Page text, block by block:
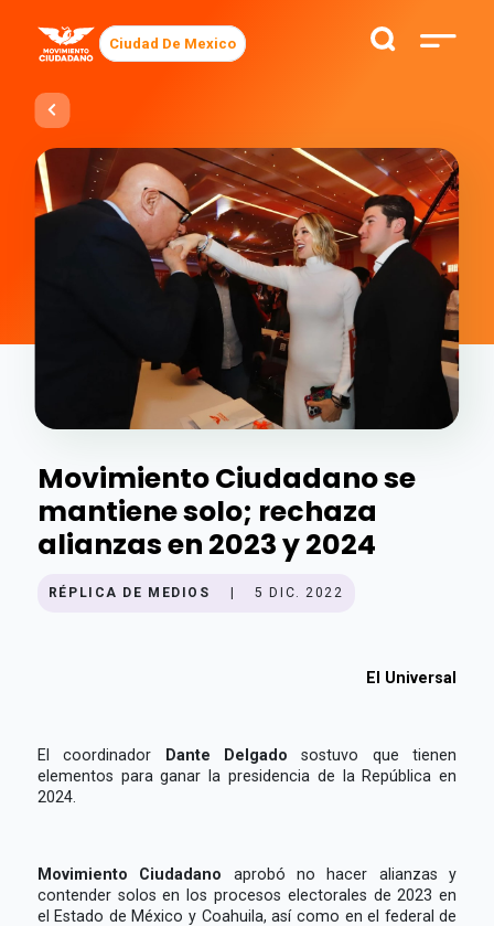
Ciudad De Mexico
Movimiento Ciudadano se
mantiene solo; rechaza
alianzas en 2023 y 2024
RÉPLICA DE MEDIOS 5 DIC. 2022
El Universal
El coordinador Dante Delgado sostuvo que tienen
elementos para ganar la presidencia de la República en
2024.
Movimiento Ciudadano aprobó no hacer alianzas y
contender solos en los procesos electorales de 2023 en
el Estado de México y Coahuila, así como en el federal de